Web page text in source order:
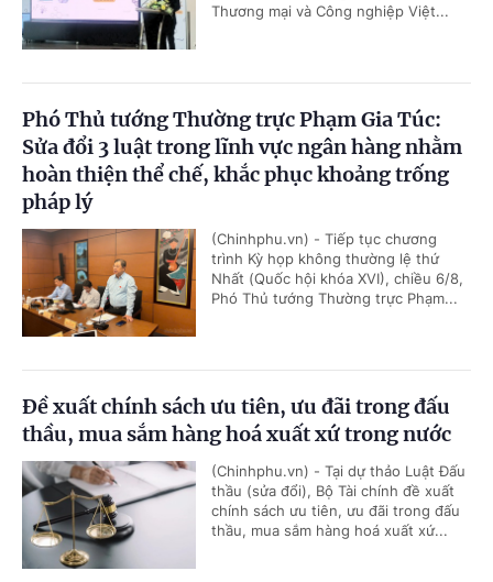
Thương mại và Công nghiệp Việt...
Phó Thủ tướng Thường trực Phạm Gia Túc:
Sửa đổi 3 luật trong lĩnh vực ngân hàng nhằm
hoàn thiện thể chế, khắc phục khoảng trống
pháp lý
(Chinhphu.vn) - Tiếp tục chương
trình Kỳ họp không thường lệ thứ
Nhất (Quốc hội khóa XVI), chiều 6/8,
Phó Thủ tướng Thường trực Phạm...
Đề xuất chính sách ưu tiên, ưu đãi trong đấu
thầu, mua sắm hàng hoá xuất xứ trong nước
(Chinhphu.vn) - Tại dự thảo Luật Đấu
thầu (sửa đổi), Bộ Tài chính đề xuất
chính sách ưu tiên, ưu đãi trong đấu
thầu, mua sắm hàng hoá xuất xứ...